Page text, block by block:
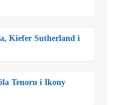
Kiefer Sutherland i
Tenoru i Ikony